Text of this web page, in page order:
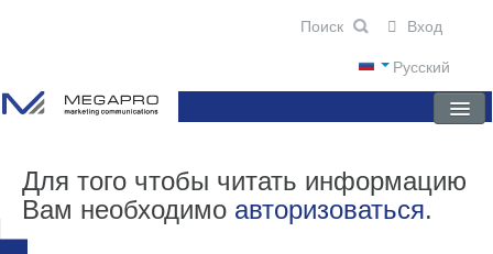
Русский
Вход
ГЛАВНАЯ
О КОМПАНИИ
Для того чтобы читать информацию
Вам необходимо авторизоваться.